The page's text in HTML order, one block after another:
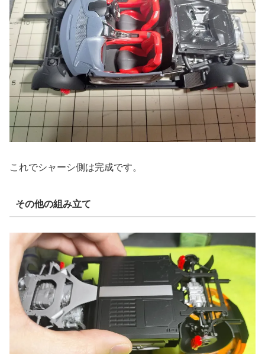
これでシャーシ側は完成です。
その他の組み立て